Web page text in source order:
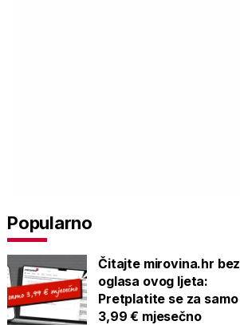
Popularno
Čitajte mirovina.hr bez
oglasa ovog ljeta:
Pretplatite se za samo
3,99 € mjesečno